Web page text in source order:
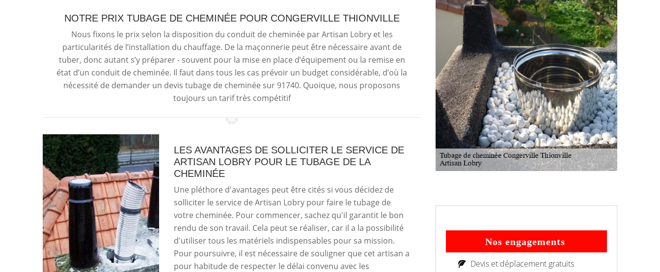
NOTRE PRIX TUBAGE DE CHEMINÉE POUR CONGERVILLE THIONVILLE
Nous fixons le prix selon la disposition du conduit de cheminée par Artisan Lobry et les
particularités de l’installation du chauffage. De la maçonnerie peut être nécessaire avant de
tuber, donc autant s’y préparer - souvent pour la mise en place d’équipement ou la remise en
état d’un conduit de cheminée. Il faut dans tous les cas prévoir un budget considérable, d’où la
nécessité de demander un devis tubage de cheminée sur 91740. Quoique, nous proposons
toujours un tarif très compétitif
LES AVANTAGES DE SOLLICITER LE SERVICE DE
ARTISAN LOBRY POUR LE TUBAGE DE LA
CHEMINÉE
Une pléthore d'avantages peut être cités si vous décidez de
solliciter le service de Artisan Lobry pour faire le tubage de
votre cheminée. Pour commencer, sachez qu'il garantit le bon
rendu de son travail. Cela peut se réaliser, car il a la possibilité
d'utiliser tous les matériels indispensables pour sa mission.
Pour poursuivre, il est nécessaire de souligner que cet artisan a
pour habitude de respecter le délai convenu avec les
Nos engagements
Devis et déplacement gratuits